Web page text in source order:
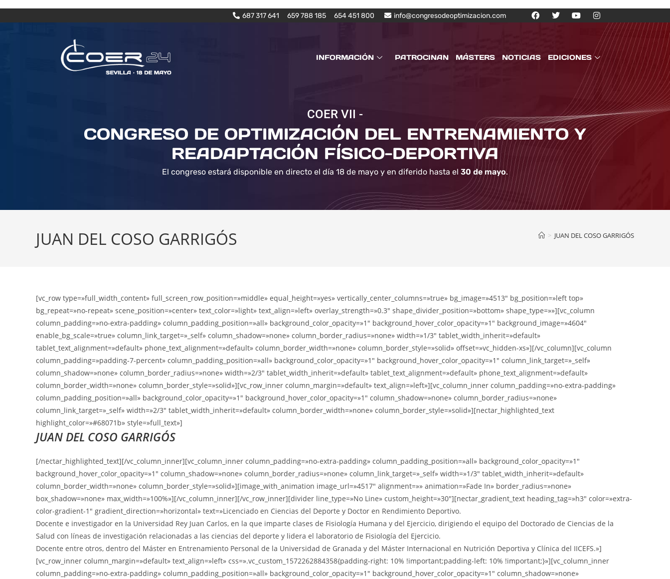
687 317 641 659 788 185 654 451 800 info@congresodeoptimizacion.com
INFORMACIÓN PATROCINAN MÁSTERS NOTICIAS EDICIONES
COER VII -
CONGRESO DE OPTIMIZACIÓN DEL ENTRENAMIENTO Y
READAPTACIÓN FÍSICO-DEPORTIVA
El congreso estará disponible en directo el día 18 de mayo y en diferido hasta el 30 de mayo.
JUAN DEL COSO GARRIGÓS > JUAN DEL COSO GARRIGÓS
[vc_row type=»full_width_content» full_screen_row_position=»middle» equal_height=»yes» vertically_center_columns=»true» bg_image=»4513″ bg_position=»left top»
bg_repeat=»no-repeat» scene_position=»center» text_color=»light» text_align=»left» overlay_strength=»0.3″ shape_divider_position=»bottom» shape_type=»»][vc_column
column_padding=»no-extra-padding» column_padding_position=»all» background_color_opacity=»1″ background_hover_color_opacity=»1″ background_image=»4604″
enable_bg_scale=»true» column_link_target=»_self» column_shadow=»none» column_border_radius=»none» width=»1/3″ tablet_width_inherit=»default»
tablet_text_alignment=»default» phone_text_alignment=»default» column_border_width=»none» column_border_style=»solid» offset=»vc_hidden-xs»][/vc_column][vc_column
column_padding=»padding-7-percent» column_padding_position=»all» background_color_opacity=»1″ background_hover_color_opacity=»1″ column_link_target=»_self»
column_shadow=»none» column_border_radius=»none» width=»2/3″ tablet_width_inherit=»default» tablet_text_alignment=»default» phone_text_alignment=»default»
column_border_width=»none» column_border_style=»solid»][vc_row_inner column_margin=»default» text_align=»left»][vc_column_inner column_padding=»no-extra-padding»
column_padding_position=»all» background_color_opacity=»1″ background_hover_color_opacity=»1″ column_shadow=»none» column_border_radius=»none»
column_link_target=»_self» width=»2/3″ tablet_width_inherit=»default» column_border_width=»none» column_border_style=»solid»][nectar_highlighted_text
highlight_color=»#68071b» style=»full_text»]
JUAN DEL COSO GARRIGÓS
[/nectar_highlighted_text][/vc_column_inner][vc_column_inner column_padding=»no-extra-padding» column_padding_position=»all» background_color_opacity=»1″
background_hover_color_opacity=»1″ column_shadow=»none» column_border_radius=»none» column_link_target=»_self» width=»1/3″ tablet_width_inherit=»default»
column_border_width=»none» column_border_style=»solid»][image_with_animation image_url=»4517″ alignment=»» animation=»Fade In» border_radius=»none»
box_shadow=»none» max_width=»100%»][/vc_column_inner][/vc_row_inner][divider line_type=»No Line» custom_height=»30″][nectar_gradient_text heading_tag=»h3″ color=»extra-
color-gradient-1″ gradient_direction=»horizontal» text=»Licenciado en Ciencias del Deporte y Doctor en Rendimiento Deportivo.
Docente e investigador en la Universidad Rey Juan Carlos, en la que imparte clases de Fisiología Humana y del Ejercicio, dirigiendo el equipo del Doctorado de Ciencias de la
Salud con líneas de investigación relacionadas a las ciencias del deporte y lidera el laboratorio de Fisiología del Ejercicio.
Docente entre otros, dentro del Máster en Entrenamiento Personal de la Universidad de Granada y del Máster Internacional en Nutrición Deportiva y Clínica del IICEFS.»]
[vc_row_inner column_margin=»default» text_align=»left» css=».vc_custom_1572262884358{padding-right: 10% !important;padding-left: 10% !important;}»][vc_column_inner
column_padding=»no-extra-padding» column_padding_position=»all» background_color_opacity=»1″ background_hover_color_opacity=»1″ column_shadow=»none»